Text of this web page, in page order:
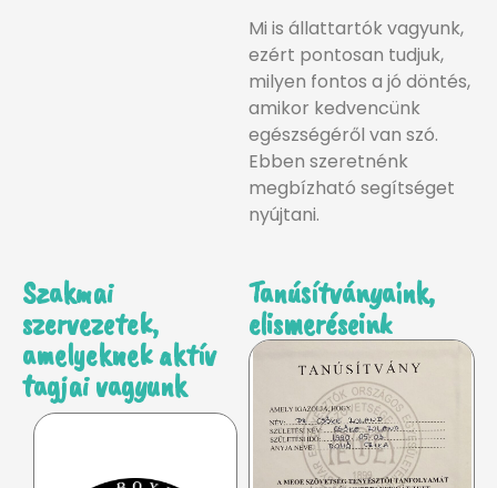
Mi is állattartók vagyunk,
ezért pontosan tudjuk,
milyen fontos a jó döntés,
amikor kedvencünk
egészségéről van szó.
Ebben szeretnénk
megbízható segítséget
nyújtani.
Szakmai
szervezetek,
amelyeknek aktív
tagjai vagyunk
Tanúsítványaink,
elismeréseink